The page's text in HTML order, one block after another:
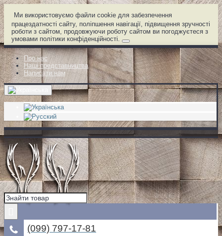
Ми використовуємо файли cookie для забезпечення
працездатності сайту, поліпшення навігації, підвищення зручності
роботи з сайтом, продовжуючи роботу сайтом ви погоджуєтеся з
умовами політики конфіденційності.
Про нас
Наші представництва
Написати нам
(099) 797-17-81